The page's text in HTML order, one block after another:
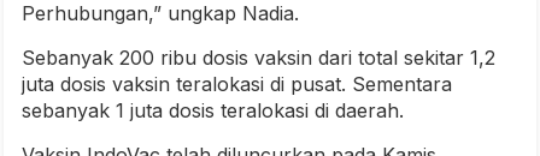
Perhubungan,” ungkap Nadia.
Sebanyak 200 ribu dosis vaksin dari total sekitar 1,2
juta dosis vaksin teralokasi di pusat. Sementara
sebanyak 1 juta dosis teralokasi di daerah.